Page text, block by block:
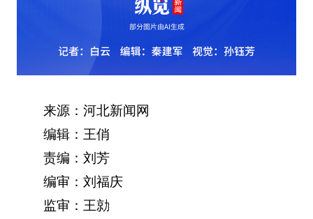
来源：河北新闻网
编辑：王俏
责编：刘芳
编审：刘福庆
监审：王勍